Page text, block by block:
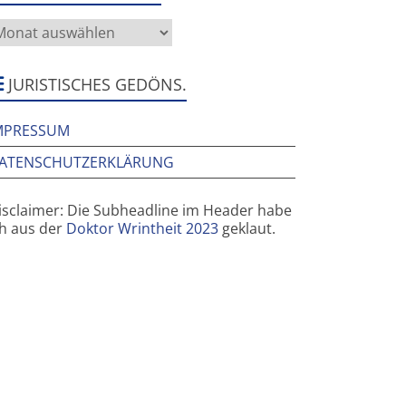
JURISTISCHES GEDÖNS.
Die Subheadline im Header habe
aus der Doktor Wrintheit 2023 geklaut.